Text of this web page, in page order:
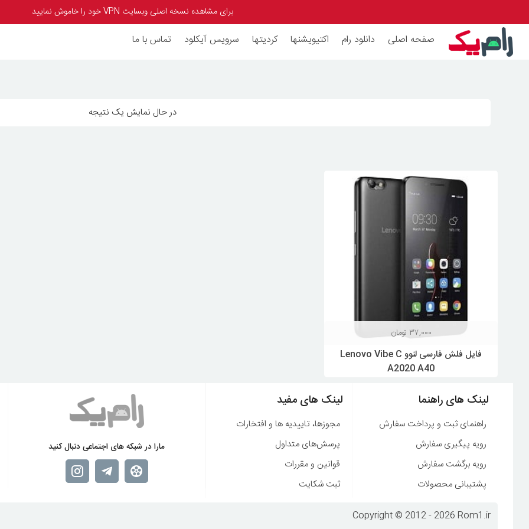
برای مشاهده نسخه اصلی وبسایت VPN خود را خاموش نمایید
صفحه اصلی دانلود رام اکتیویشنها کردیتها سرویس آیکلود تماس با ما
در حال نمایش یک نتیجه
فایل فلش فارسی لنوو Lenovo Vibe C
A2020 A40
۳۷,۰۰۰ تومان
لینک های راهنما
راهنمای ثبت و پرداخت سفارش
رویه پیگیری سفارش
رویه برگشت سفارش
پشتیبانی محصولات
لینک های مفید
مجوزها، تاییدیه ها و افتخارات
پرسش‌های متداول
قوانین و مقررات
ثبت شکایت
مارا در شبکه های اجتماعی دنبال کنید
Copyright © 2012 - 2026 Rom1.ir